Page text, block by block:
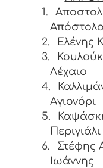
1.
2.
Ελένης
3.
Λέχαιο
4.
Αγιονόρι
5.
6.
Στέφης
Ιωάννης